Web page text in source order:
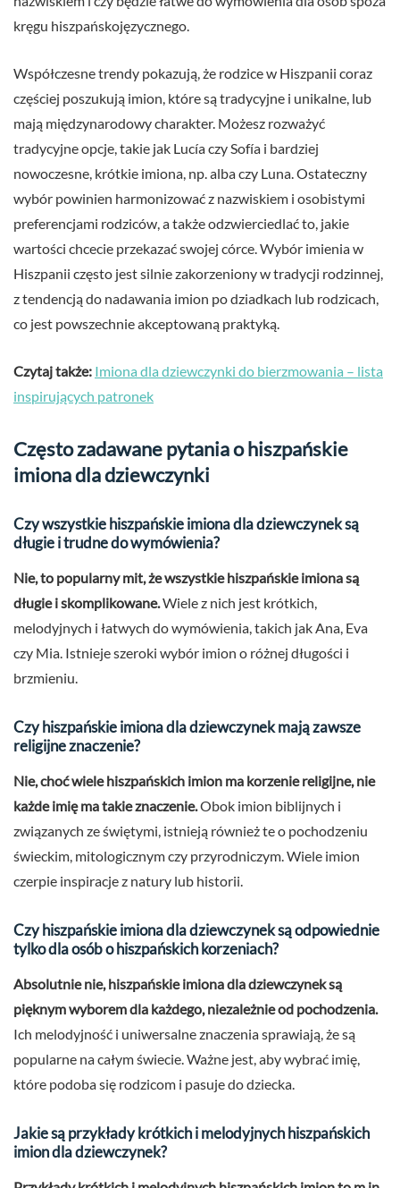
kręgu hiszpańskojęzycznego.
Współczesne trendy pokazują, że rodzice w Hiszpanii coraz
częściej poszukują imion, które są tradycyjne i unikalne, lub
mają międzynarodowy charakter. Możesz rozważyć
tradycyjne opcje, takie jak Lucía czy Sofía i bardziej
nowoczesne, krótkie imiona, np. alba czy Luna. Ostateczny
wybór powinien harmonizować z nazwiskiem i osobistymi
preferencjami rodziców, a także odzwierciedlać to, jakie
wartości chcecie przekazać swojej córce. Wybór imienia w
Hiszpanii często jest silnie zakorzeniony w tradycji rodzinnej,
z tendencją do nadawania imion po dziadkach lub rodzicach,
co jest powszechnie akceptowaną praktyką.
Czytaj także: Imiona dla dziewczynki do bierzmowania – lista
inspirujących patronek
Często zadawane pytania o hiszpańskie
imiona dla dziewczynki
Czy wszystkie hiszpańskie imiona dla dziewczynek są
długie i trudne do wymówienia?
Nie, to popularny mit, że wszystkie hiszpańskie imiona są
długie i skomplikowane.Wiele z nich jest krótkich,
melodyjnych i łatwych do wymówienia, takich jak Ana, Eva
czy Mia. Istnieje szeroki wybór imion o różnej długości i
brzmieniu.
Czy hiszpańskie imiona dla dziewczynek mają zawsze
religijne znaczenie?
Nie, choć wiele hiszpańskich imion ma korzenie religijne, nie
każde imię ma takie znaczenie.Obok imion biblijnych i
związanych ze świętymi, istnieją również te o pochodzeniu
świeckim, mitologicznym czy przyrodniczym. Wiele imion
czerpie inspiracje z natury lub historii.
Czy hiszpańskie imiona dla dziewczynek są odpowiednie
tylko dla osób o hiszpańskich korzeniach?
Absolutnie nie, hiszpańskie imiona dla dziewczynek są
pięknym wyborem dla każdego, niezależnie od pochodzenia.
Ich melodyjność i uniwersalne znaczenia sprawiają, że są
popularne na całym świecie. Ważne jest, aby wybrać imię,
które podoba się rodzicom i pasuje do dziecka.
Jakie są przykłady krótkich i melodyjnych hiszpańskich
imion dla dziewczynek?